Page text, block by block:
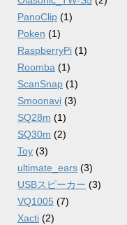
PanoClip (1)
Poken (1)
RaspberryPi (1)
Roomba (1)
ScanSnap (1)
Smoonavi (3)
SQ28m (1)
SQ30m (2)
Toy (3)
ultimate_ears (3)
USBスピーカー (3)
VQ1005 (7)
Xacti (2)